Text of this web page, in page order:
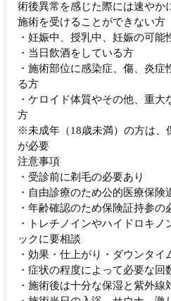
術後異常を感じた際には速やか
施術を受けることができない方
・妊娠中、授乳中、妊娠の可能
・当日飲酒をしている方
・施術部位に感染症、傷、炎
る方
・ケロイド体質やその他、重
方
※未成年（18歳未満）の方は、
が必要
注意事項
・受診前に剃毛の必要あり
・自由診療のため公的医療保険
・年齢確認のため保険証持参の
・トレチノインやハイドロキ
ックに要相談
・効果・仕上がり・ダウンタイ
・症状の程度によって必要な回
・施術後は十分な保湿と紫外線